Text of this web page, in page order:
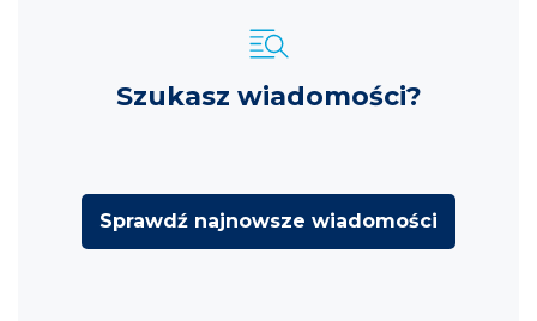
Szukasz wiadomości?
Sprawdź najnowsze wiadomości